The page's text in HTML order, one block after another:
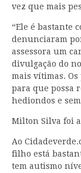
vez que mais
“Ele é bastante
denunciaram
assessora um
divulgação do
mais vítimas. Os
para que possa
hediondos e
Milton Silva foi
Ao
filho está
tem autismo